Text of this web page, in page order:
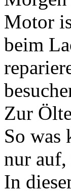
Motor
beim
Zur
So was
nur
In